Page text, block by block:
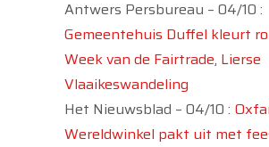
Antwers Persbureau – 04/10 :
Gemeentehuis Duffel kleurt
Week van de Fairtrade, Lierse
Vlaaikeswandeling
Het Nieuwsblad – 04/10 :
Wereldwinkel pakt uit met